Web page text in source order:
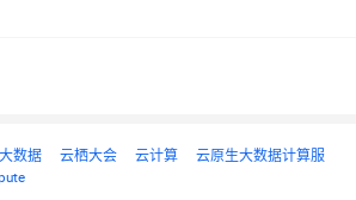
大数据 云栖大会 云计算
云原生大数据计算服